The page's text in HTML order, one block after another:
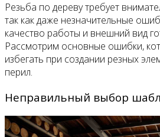
Резьба по дереву требует
так как даже незначительные
качество работы и внешний вид
Рассмотрим основные ошибки,
избегать при создании резных
перил.
Неправильный выбор